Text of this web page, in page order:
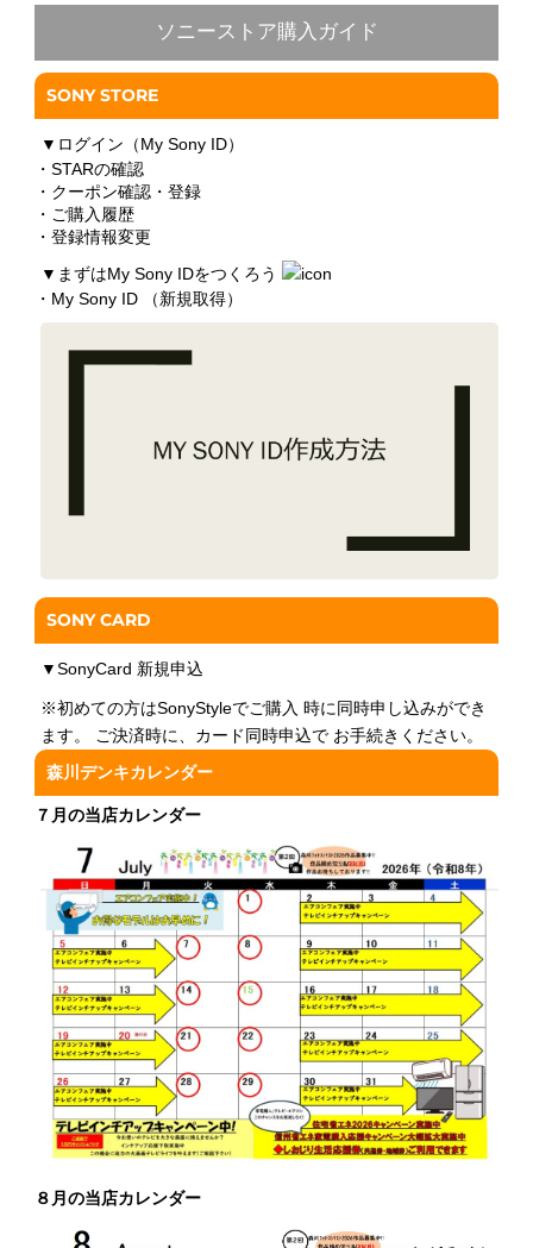
ソニーストア購入ガイド
SONY STORE
▼ ログイン（My Sony ID）
・STARの確認
・クーポン確認・登録
・ご購入履歴
・登録情報変更
▼ まずはMy Sony IDをつくろう
・My Sony ID （新規取得）
SONY CARD
▼SonyCard 新規申込
※初めての方はSonyStyleでご購入 時に同時申し込みができ
ます。 ご決済時に、カード同時申込で お手続きください。
森川デンキカレンダー
７月の当店カレンダー
８月の当店カレンダー